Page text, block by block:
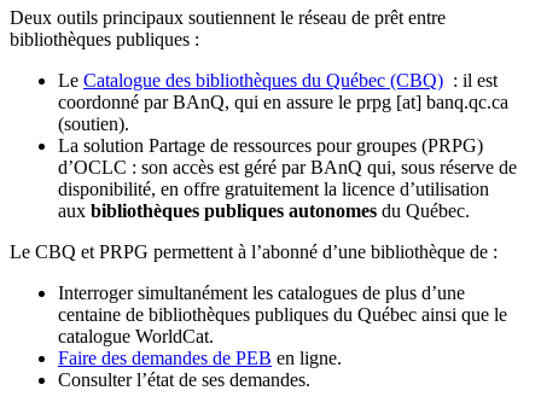
Deux outils principaux soutiennent le réseau de prêt entre
bibliothèques publiques :
Le Catalogue des bibliothèques du Québec (CBQ) : il est
coordonné par BAnQ, qui en assure le prpg [at] banq.qc.ca
(soutien).
La solution Partage de ressources pour groupes (PRPG)
d’OCLC : son accès est géré par BAnQ qui, sous réserve de
disponibilité, en offre gratuitement la licence d’utilisation
aux bibliothèques publiques autonomes du Québec.
Le CBQ et PRPG permettent à l’abonné d’une bibliothèque de :
Interroger simultanément les catalogues de plus d’une
centaine de bibliothèques publiques du Québec ainsi que le
catalogue WorldCat.
Faire des demandes de PEB en ligne.
Consulter l’état de ses demandes.